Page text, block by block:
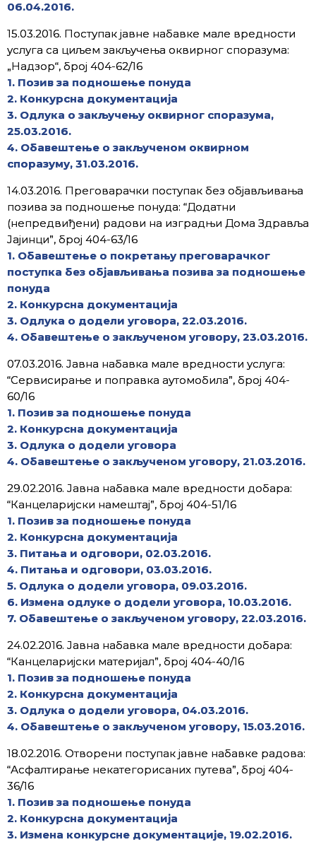
06.04.2016.
15.03.2016. Поступак јавне набавке мале вредности
услуга са циљем закључења оквирног споразума:
„Надзор“, број 404-62/16
1. Позив за подношење понуда
2. Конкурсна документација
3. Одлука о закључењу оквирног споразума,
25.03.2016.
4. Обавештење о закљученом оквирном
споразуму, 31.03.2016.
14.03.2016. Преговарачки поступак без објављивања
позива за подношење понуда: “Додатни
(непредвиђени) радови на изградњи Дома Здравља
Јајинци”, број 404-63/16
1. Обавештење о покретању преговарачког
поступка без објављивања позива за подношење
понуда
2. Конкурсна документација
3. Одлука о додели уговора, 22.03.2016.
4. Обавештење о закљученом уговору, 23.03.2016.
07.03.2016. Јавна набавка мале вредности услуга:
“Сервисирање и поправка аутомобила”, број 404-
60/16
1. Позив за подношење понуда
2. Конкурсна документација
3. Одлука о додели уговора
4. Обавештење о закљученом уговору, 21.03.2016.
29.02.2016. Јавна набавка мале вредности добара:
“Канцеларијски намештај”, број 404-51/16
1. Позив за подношење понуда
2. Конкурсна документација
3. Питања и одговори, 02.03.2016.
4. Питања и одговори, 03.03.2016.
5. Одлука о додели уговора, 09.03.2016.
6. Измена одлуке о додели уговора, 10.03.2016.
7. Обавештење о закљученом уговору, 22.03.2016.
24.02.2016. Јавна набавка мале вредности добара:
“Канцеларијски материјал”, број 404-40/16
1. Позив за подношење понуда
2. Конкурсна документација
3. Одлука о додели уговора, 04.03.2016.
4. Обавештење о закљученом уговору, 15.03.2016.
18.02.2016. Отворени поступак јавне набавке радова:
“Асфалтирање некатегорисаних путева”, број 404-
36/16
1. Позив за подношење понуда
2. Конкурсна документација
3. Измена конкурсне документације, 19.02.2016.